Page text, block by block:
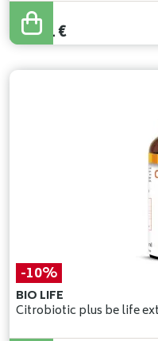
33,90
30,51€
-10%
BIO LIFE
Citrobiotic plus be life